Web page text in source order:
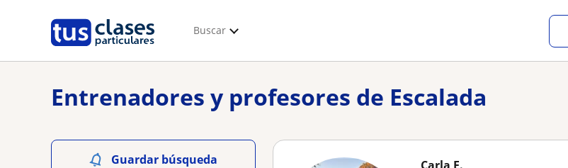
Buscar
Entrenadores y profesores de Escalada
Guardar búsqueda